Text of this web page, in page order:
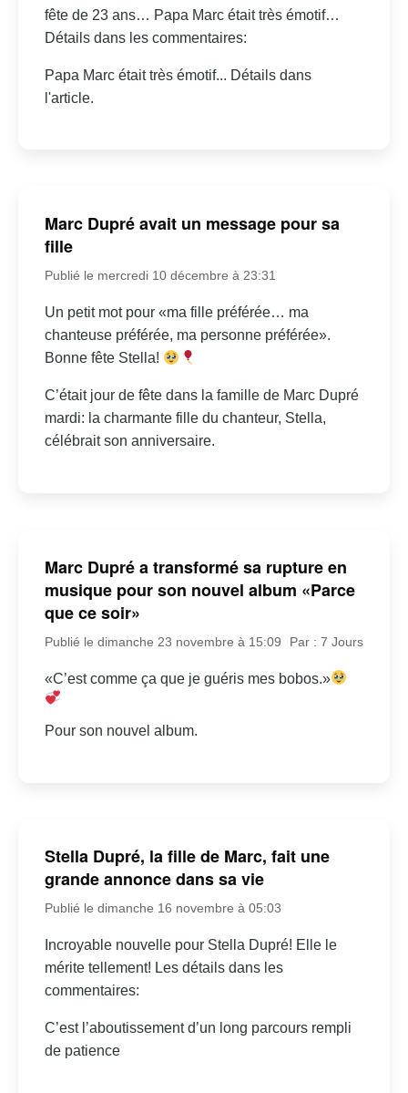
fête de 23 ans… Papa Marc était très émotif…
Détails dans les commentaires:
Papa Marc était très émotif... Détails dans
l'article.
Marc Dupré avait un message pour sa
fille
Publié le mercredi 10 décembre à 23:31
Un petit mot pour «ma fille préférée… ma
chanteuse préférée, ma personne préférée».
Bonne fête Stella!
C’était jour de fête dans la famille de Marc Dupré
mardi: la charmante fille du chanteur, Stella,
célébrait son anniversaire.
Marc Dupré a transformé sa rupture en
musique pour son nouvel album «Parce
que ce soir»
Publié le dimanche 23 novembre à 15:09 Par : 7 Jours
«C’est comme ça que je guéris mes bobos.»
Pour son nouvel album.
Stella Dupré, la fille de Marc, fait une
grande annonce dans sa vie
Publié le dimanche 16 novembre à 05:03
Incroyable nouvelle pour Stella Dupré! Elle le
mérite tellement! Les détails dans les
commentaires:
C’est l’aboutissement d’un long parcours rempli
de patience